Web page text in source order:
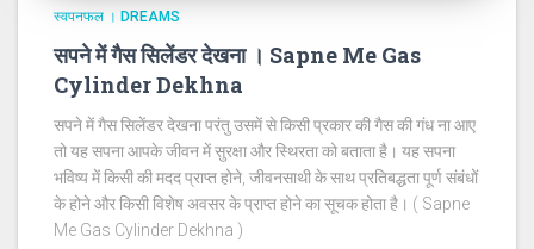
स्वपनफल । DREAMS
सपने में गैस सिलेंडर देखना । Sapne Me Gas
Cylinder Dekhna
सपने में गैस सिलेंडर देखना परंतु उसमें से किसी प्रकार की गैस की गंध ना आए
तो यह सपना आपके जीवन में सुरक्षा और स्थिरता को बताता है। यह सपना
भविष्य में किसी की मदद प्राप्त होने, जीवनसाथी के साथ प्रतिबद्धता पूर्ण संबंधों
के होने और किसी विशेष अवसर के प्राप्त होने का सूचक होता है। ( Sapne
Me Gas Cylinder Dekhna )